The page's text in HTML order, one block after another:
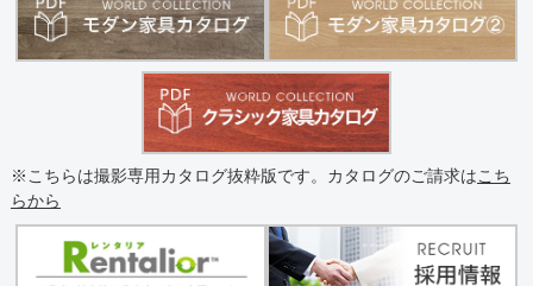
※こちらは撮影専用カタログ抜粋版です。カタログのご請求はこち
らから